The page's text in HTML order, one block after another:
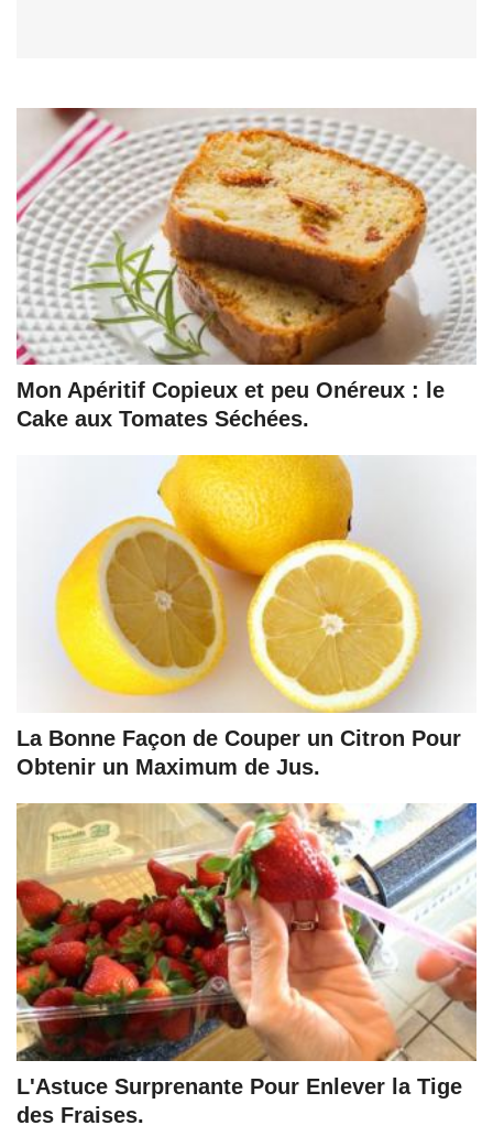
Mon Apéritif Copieux et peu Onéreux : le
Cake aux Tomates Séchées.
La Bonne Façon de Couper un Citron Pour
Obtenir un Maximum de Jus.
L'Astuce Surprenante Pour Enlever la Tige
des Fraises.